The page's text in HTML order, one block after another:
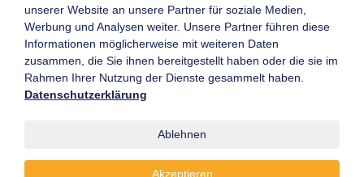
Kontaktformular
Newsletter
Archiv
Mitglieder-Login
Neu registrieren
Leistungsverzeichnis
Messen & Veranstaltungen
AGB
unserer Website an unsere Partner für soziale Medien,
Werbung und Analysen weiter. Unsere Partner führen diese
Informationen möglicherweise mit weiteren Daten
zusammen, die Sie ihnen bereitgestellt haben oder die sie im
Rahmen Ihrer Nutzung der Dienste gesammelt haben.
Datenschutzerklärung
Ablehnen
Akzeptieren